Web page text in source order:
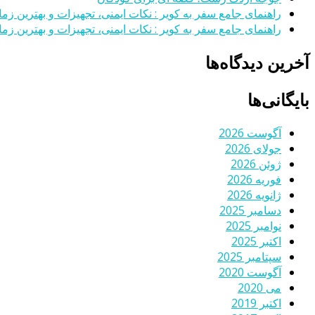
راهنمای جامع سفر به کویر : نکات ایمنی، تجهیزات و بهترین
راهنمای جامع سفر به کویر : نکات ایمنی، تجهیزات و بهترین
آخرین دیدگاه‌ها
بایگانی‌ها
آگوست 2026
جولای 2026
ژوئن 2026
فوریه 2026
ژانویه 2026
دسامبر 2025
نوامبر 2025
اکتبر 2025
سپتامبر 2025
آگوست 2020
می 2020
اکتبر 2019